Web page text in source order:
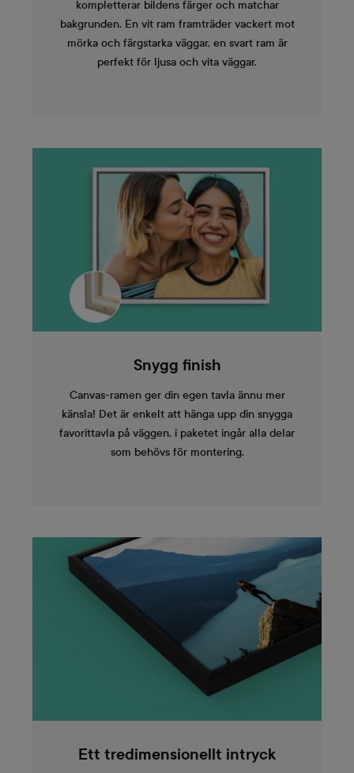
kompletterar bildens färger och matchar
bakgrunden. En vit ram framträder vackert mot
mörka och färgstarka väggar, en svart ram är
perfekt för ljusa och vita väggar.
Snygg finish
Canvas-ramen ger din egen tavla ännu mer
känsla! Det är enkelt att hänga upp din snygga
favorittavla på väggen, i paketet ingår alla delar
som behövs för montering.
Ett tredimensionellt intryck